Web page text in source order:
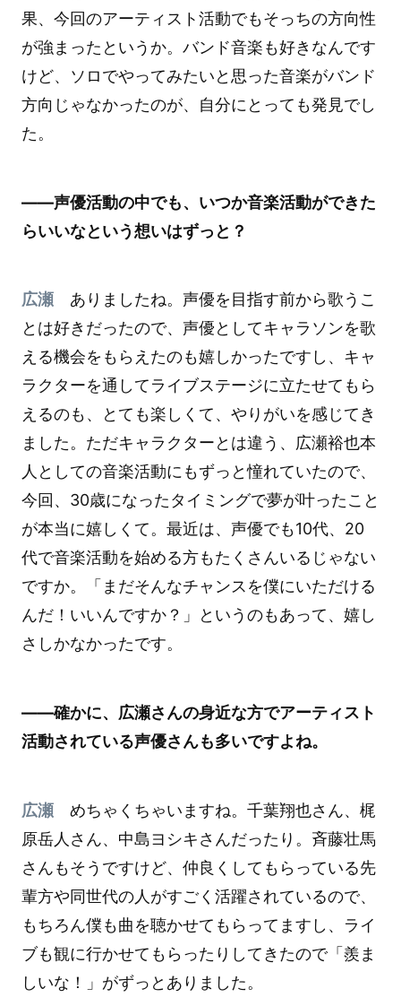
果、今回のアーティスト活動でもそっちの方向性
が強まったというか。バンド音楽も好きなんです
けど、ソロでやってみたいと思った音楽がバンド
方向じゃなかったのが、自分にとっても発見でし
た。
――声優活動の中でも、いつか音楽活動ができた
らいいなという想いはずっと？
広瀬ありましたね。声優を目指す前から歌うこ
とは好きだったので、声優としてキャラソンを歌
える機会をもらえたのも嬉しかったですし、キャ
ラクターを通してライブステージに立たせてもら
えるのも、とても楽しくて、やりがいを感じてき
ました。ただキャラクターとは違う、広瀬裕也本
人としての音楽活動にもずっと憧れていたので、
今回、30歳になったタイミングで夢が叶ったこと
が本当に嬉しくて。最近は、声優でも10代、20
代で音楽活動を始める方もたくさんいるじゃない
ですか。「まだそんなチャンスを僕にいただける
んだ！いいんですか？」というのもあって、嬉し
さしかなかったです。
――確かに、広瀬さんの身近な方でアーティスト
活動されている声優さんも多いですよね。
広瀬めちゃくちゃいますね。千葉翔也さん、梶
原岳人さん、中島ヨシキさんだったり。斉藤壮馬
さんもそうですけど、仲良くしてもらっている先
輩方や同世代の人がすごく活躍されているので、
もちろん僕も曲を聴かせてもらってますし、ライ
ブも観に行かせてもらったりしてきたので「羨ま
しいな！」がずっとありました。